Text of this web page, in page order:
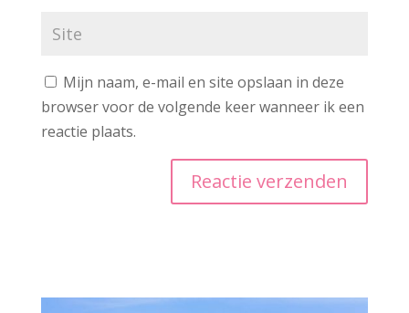
Mijn naam, e-mail en site opslaan in deze
browser voor de volgende keer wanneer ik een
reactie plaats.